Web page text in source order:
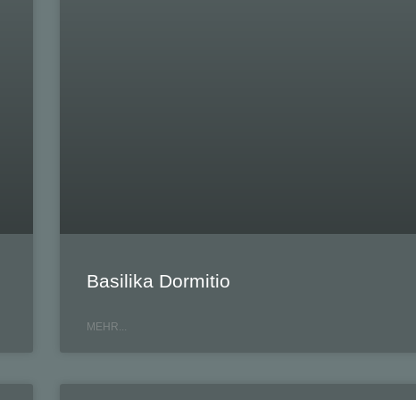
Basilika Dormitio
MEHR...